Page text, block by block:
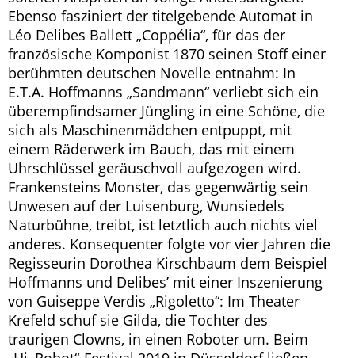
Ebenso fasziniert der titelgebende Automat in
Léo Delibes Ballett „Coppélia“, für das der
französische Komponist 1870 seinen Stoff einer
berühmten deutschen Novelle entnahm: In
E.T.A. Hoffmanns „Sandmann“ verliebt sich ein
überempfindsamer Jüngling in eine Schöne, die
sich als Maschinenmädchen entpuppt, mit
einem Räderwerk im Bauch, das mit einem
Uhrschlüssel geräuschvoll aufgezogen wird.
Frankensteins Monster, das gegenwärtig sein
Unwesen auf der Luisenburg, Wunsiedels
Naturbühne, treibt, ist letztlich auch nichts viel
anderes. Konsequenter folgte vor vier Jahren die
Regisseurin Dorothea Kirschbaum dem Beispiel
Hoffmanns und Delibes’ mit einer Inszenierung
von Guiseppe Verdis „Rigoletto“: Im Theater
Krefeld schuf sie Gilda, die Tochter des
traurigen Clowns, in einen Roboter um. Beim